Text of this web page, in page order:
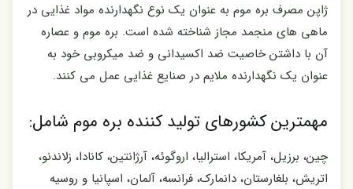
ژاپن مصرف بره موم به عنوان یک نوع نگهدارنده مواد غذایی در
ماهی های منجمد مجاز شناخته شده است. بره موم و عصاره
آن با داشتن خاصیت ضد اکسیدانی و ضد میکروبی خود به
عنوان یک نگهدارنده ملایم در صنایع غذایی عمل می کنند.
مهمترین کشورهای تولید کننده بره موم شامل:
چین، برزیل، آمریکا، استرالیا، اروگوئه، آرژانتین، کانادا، زلاندنو،
اتریش، بلغارستان، دانمارک، فرانسه، آلمان، اسپانیا و روسیه